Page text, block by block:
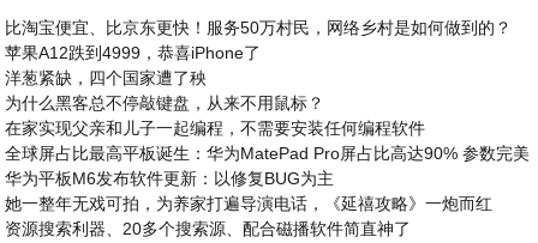
比淘宝便宜、比京东更快！服务50万村民，网络乡村是如何做到的？
苹果A12跌到4999，恭喜iPhone了
洋葱紧缺，四个国家遭了秧
为什么黑客总不停敲键盘，从来不用鼠标？
在家实现父亲和儿子一起编程，不需要安装任何编程软件
全球屏占比最高平板诞生：华为MatePad Pro屏占比高达90% 参数完美
华为平板M6发布软件更新：以修复BUG为主
她一整年无戏可拍，为养家打遍导演电话，《延禧攻略》一炮而红
资源搜索利器、20多个搜索源、配合磁播软件简直神了